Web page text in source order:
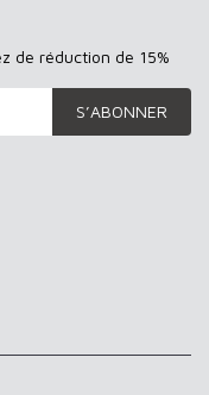
de réduction de 15%
S’ABONNER